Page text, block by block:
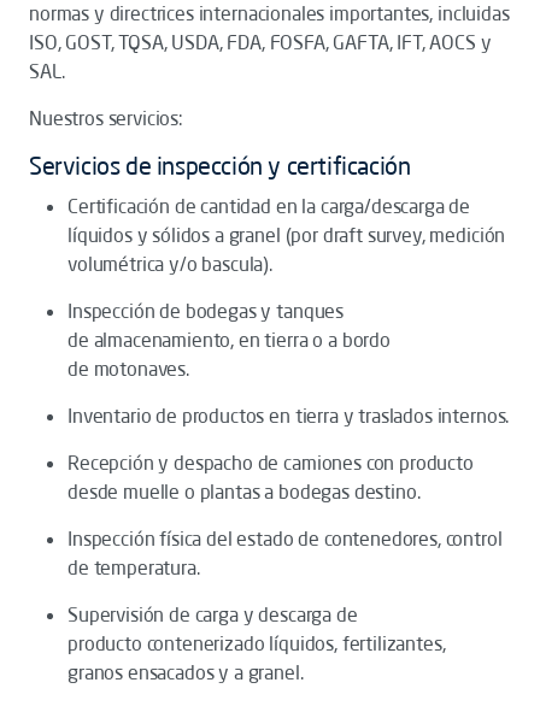
normas y directrices internacionales importantes, incluidas
ISO, GOST, TQSA, USDA, FDA, FOSFA, GAFTA, IFT, AOCS y
SAL.
Nuestros servicios:
Servicios de inspección y certificación
Certificación de cantidad en la carga/descarga de
líquidos y sólidos a granel (por draft survey, medición
volumétrica y/o bascula).
Inspección de bodegas y tanques
de almacenamiento, en tierra o a bordo
de motonaves.
Inventario de productos en tierra y traslados internos.
Recepción y despacho de camiones con producto
desde muelle o plantas a bodegas destino.
Inspección física del estado de contenedores, control
de temperatura.
Supervisión de carga y descarga de
producto contenerizado líquidos, fertilizantes,
granos ensacados y a granel.